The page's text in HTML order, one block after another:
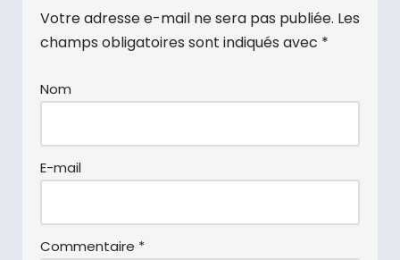
Votre adresse e-mail ne sera pas publiée. Les
champs obligatoires sont indiqués avec *
Nom
E-mail
Commentaire *